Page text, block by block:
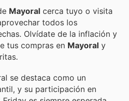
Mayoral cerca tuyo o visita
todos los
Olvídate de la inflación y
tus compras en Mayoral y
se destaca como un
y su participación en